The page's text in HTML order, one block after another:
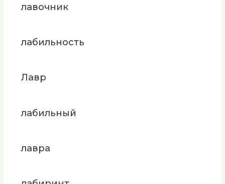
лавочник
лабильность
Лавр
лабильный
лавра